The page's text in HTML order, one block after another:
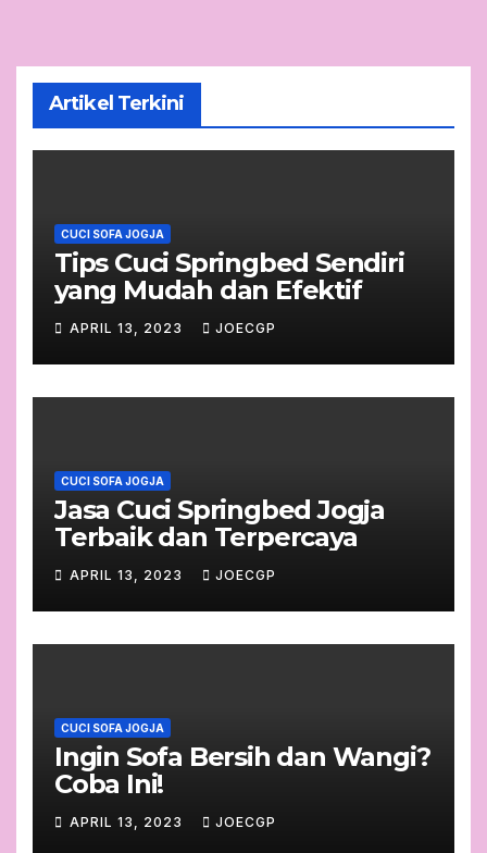
Artikel Terkini
CUCI SOFA JOGJA
Tips Cuci Springbed Sendiri
yang Mudah dan Efektif
APRIL 13, 2023 JOECGP
CUCI SOFA JOGJA
Jasa Cuci Springbed Jogja
Terbaik dan Terpercaya
APRIL 13, 2023 JOECGP
CUCI SOFA JOGJA
Ingin Sofa Bersih dan Wangi?
Coba Ini!
APRIL 13, 2023 JOECGP